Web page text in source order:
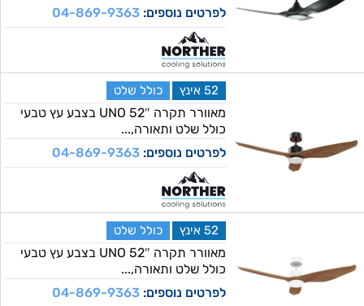
לפרטים נוספים:04-869-9363
52 אינץ כולל שלט
מאוורר תקרה 52″ UNO בצבע עץ טבעי
כולל שלט ותאורה,...
לפרטים נוספים:04-869-9363
52 אינץ כולל שלט
מאוורר תקרה 52″ UNO בצבע עץ טבעי
כולל שלט ותאורה,...
לפרטים נוספים:04-869-9363